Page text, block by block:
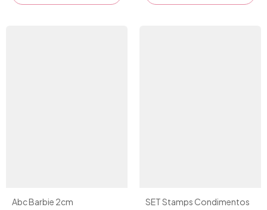
Abc Barbie 2cm SET Stamps Condimentos